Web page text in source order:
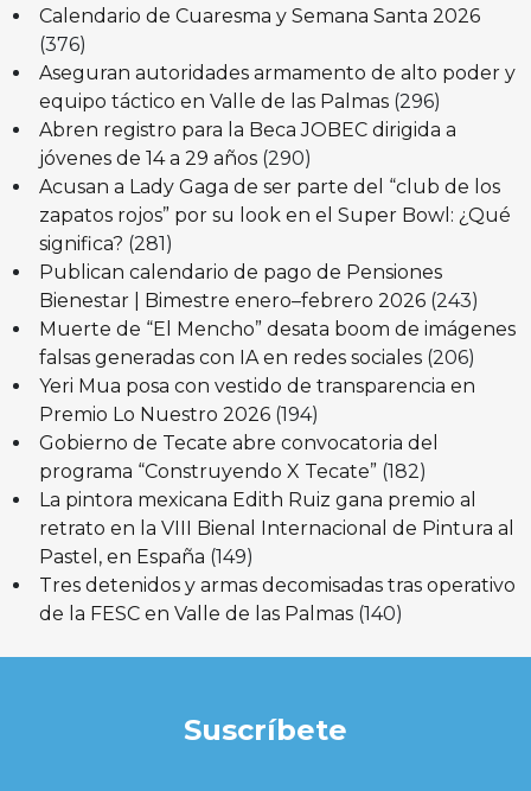
Calendario de Cuaresma y Semana Santa 2026
(376)
Aseguran autoridades armamento de alto poder y
equipo táctico en Valle de las Palmas (296)
Abren registro para la Beca JOBEC dirigida a
jóvenes de 14 a 29 años (290)
Acusan a Lady Gaga de ser parte del “club de los
zapatos rojos” por su look en el Super Bowl: ¿Qué
significa? (281)
Publican calendario de pago de Pensiones
Bienestar | Bimestre enero–febrero 2026 (243)
Muerte de “El Mencho” desata boom de imágenes
falsas generadas con IA en redes sociales (206)
Yeri Mua posa con vestido de transparencia en
Premio Lo Nuestro 2026 (194)
Gobierno de Tecate abre convocatoria del
programa “Construyendo X Tecate” (182)
La pintora mexicana Edith Ruiz gana premio al
retrato en la VIII Bienal Internacional de Pintura al
Pastel, en España (149)
Tres detenidos y armas decomisadas tras operativo
de la FESC en Valle de las Palmas (140)
Suscríbete